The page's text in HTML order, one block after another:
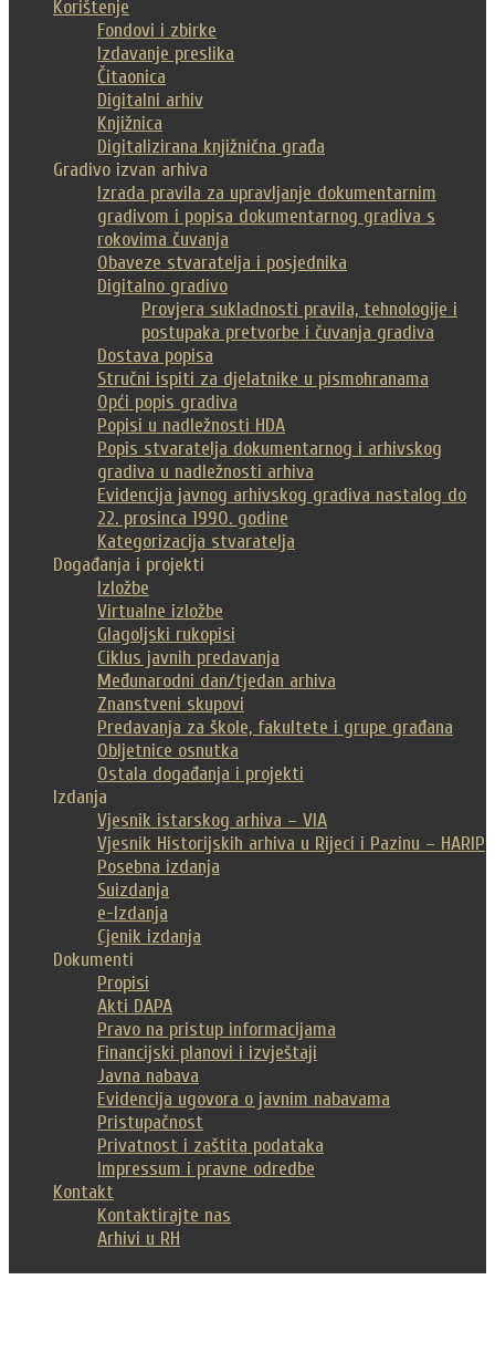
Korištenje
Fondovi i zbirke
Izdavanje preslika
Čitaonica
Digitalni arhiv
Knjižnica
Digitalizirana knjižnična građa
Gradivo izvan arhiva
Izrada pravila za upravljanje dokumentarnim
gradivom i popisa dokumentarnog gradiva s
rokovima čuvanja
Obaveze stvaratelja i posjednika
Digitalno gradivo
Provjera sukladnosti pravila, tehnologije i
postupaka pretvorbe i čuvanja gradiva
Dostava popisa
Stručni ispiti za djelatnike u pismohranama
Opći popis gradiva
Popisi u nadležnosti HDA
Popis stvaratelja dokumentarnog i arhivskog
gradiva u nadležnosti arhiva
Evidencija javnog arhivskog gradiva nastalog do
22. prosinca 1990. godine
Kategorizacija stvaratelja
Događanja i projekti
Izložbe
Virtualne izložbe
Glagoljski rukopisi
Ciklus javnih predavanja
Međunarodni dan/tjedan arhiva
Znanstveni skupovi
Predavanja za škole, fakultete i grupe građana
Obljetnice osnutka
Ostala događanja i projekti
Izdanja
Vjesnik istarskog arhiva – VIA
Vjesnik Historijskih arhiva u Rijeci i Pazinu – HARIP
Posebna izdanja
Suizdanja
e-Izdanja
Cjenik izdanja
Dokumenti
Propisi
Akti DAPA
Pravo na pristup informacijama
Financijski planovi i izvještaji
Javna nabava
Evidencija ugovora o javnim nabavama
Pristupačnost
Privatnost i zaštita podataka
Impressum i pravne odredbe
Kontakt
Kontaktirajte nas
Arhivi u RH